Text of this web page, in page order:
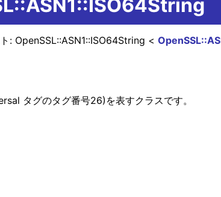
: OpenSSL::ASN1::ISO64String
タグのタグ番号26)を表すクラスです。